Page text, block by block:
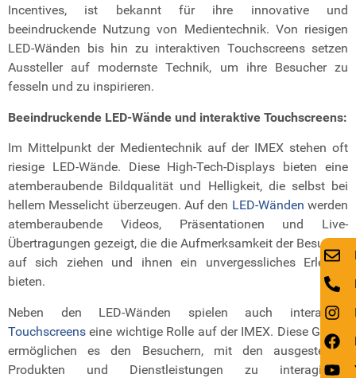
Incentives, ist bekannt für ihre innovative und
beeindruckende Nutzung von Medientechnik. Von riesigen
LED-Wänden bis hin zu interaktiven Touchscreens setzen
Aussteller auf modernste Technik, um ihre Besucher zu
fesseln und zu inspirieren.
Beeindruckende LED-Wände und interaktive Touchscreens:
Im Mittelpunkt der Medientechnik auf der IMEX stehen oft
riesige LED-Wände. Diese High-Tech-Displays bieten eine
atemberaubende Bildqualität und Helligkeit, die selbst bei
hellem Messelicht überzeugen. Auf den LED-Wänden werden
atemberaubende Videos, Präsentationen und Live-
Übertragungen gezeigt, die die Aufmerksamkeit der Besucher
auf sich ziehen und ihnen ein unvergessliches Erlebnis
bieten.
Neben den LED-Wänden spielen auch interaktive
Touchscreens eine wichtige Rolle auf der IMEX. Diese Geräte
ermöglichen es den Besuchern, mit den ausgestellten
Produkten und Dienstleistungen zu interagieren,